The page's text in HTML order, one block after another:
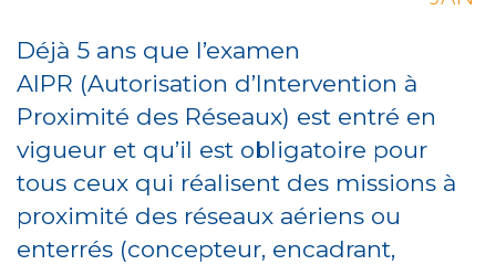
Déjà 5 ans que l’examen
AIPR (Autorisation d’Intervention à
Proximité des Réseaux) est entré en
vigueur et qu’il est obligatoire pour
tous ceux qui réalisent des missions à
proximité des réseaux aériens ou
enterrés (concepteur, encadrant,